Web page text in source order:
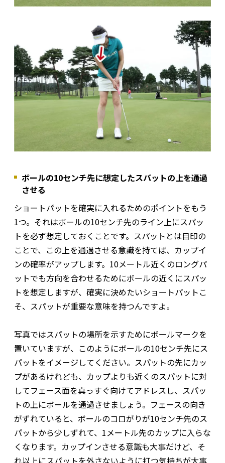
ボールの10センチ先に想定したスパットの上を通過
させる
ショートパットを確実に入れるためのポイントをもう
1つ。それはボールの10センチ先のライン上にスパッ
トを必ず想定しておくことです。スパットとは目印の
ことで、この上を通過させる意識を持てば、カップイ
ンの確率がアップします。10メートル近くのロングパ
ットでも方向を合わせるためにボールの近くにスパッ
トを想定しますが、確実に決めたいショートパットこ
そ、スパットが重要な意味を持つんですよ。
写真ではスパットの場所を示すためにボールマークを
置いていますが、このようにボールの10センチ先にス
パットをイメージしてください。スパットの先にカッ
プがあるけれども、カップよりも近くのスパットに対
してフェース面を真っすぐ向けてアドレスし、スパッ
トの上にボールを通過させましょう。フェースの向き
がずれていると、ボールのコロがりが10センチ先のス
パットから少しずれて、1メートル先のカップに入らな
くなります。カップインさせる意識も大事だけど、そ
れ以上にスパットを外さないように打つ気持ちが大事